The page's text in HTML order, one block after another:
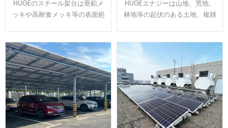
HUGEのスチール架台は亜鉛メ
ッキや高耐食メッキ等の表面処
量鉄骨構造で、スパンを最大化
し、基礎数を抑えたご提案が可
能です。他の材質に比べ値段が
安いです。
HUGEエナジーは山地、荒地、
林地等の起伏のある土地、複雑
100MW以上の実績経験あり、開
発した回転金具はいろいろな土
地傾斜問題を解決できます。